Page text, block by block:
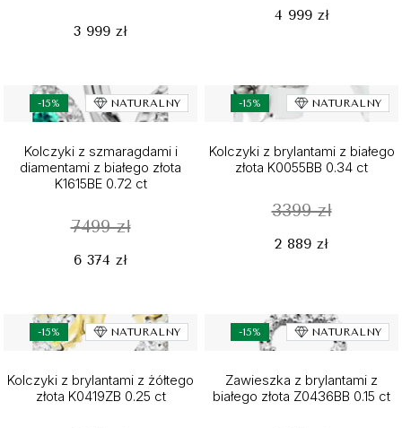
3 999 zł
4 999 zł
-15% NATURALNY
Kolczyki z szmaragdami i
diamentami z białego złota
K1615BE 0.72 ct
7499 zł
6 374 zł
-15% NATURALNY
Kolczyki z brylantami z białego
złota K0055BB 0.34 ct
3399 zł
2 889 zł
-15% NATURALNY
Kolczyki z brylantami z żółtego
złota K0419ZB 0.25 ct
-15% NATURALNY
Zawieszka z brylantami z
białego złota Z0436BB 0.15 ct